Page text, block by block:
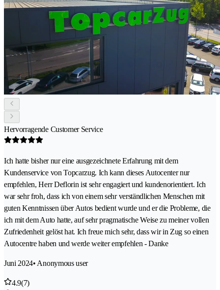
Hervorragende Customer Service
Ich hatte bisher nur eine ausgezeichnete Erfahrung mit dem
Kundenservice von Topcarzug. Ich kann dieses Autocenter nur
empfehlen, Herr Deflorin ist sehr engagiert und kundenorientiert. Ich
war sehr froh, dass ich von einem sehr verständlichen Menschen mit
guten Kenntnissen über Autos bedient wurde und er die Probleme, die
ich mit dem Auto hatte, auf sehr pragmatische Weise zu meiner vollen
Zufriedenheit gelöst hat. Ich freue mich sehr, dass wir in Zug so einen
Autocentre haben und werde weiter empfehlen - Danke
Juni 2024• Anonymous user
4.9(7)